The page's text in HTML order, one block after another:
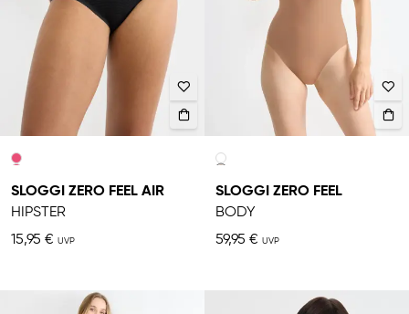
SLOGGI ZERO FEEL AIR
HIPSTER
15,95 €
SLOGGI ZERO FEEL
BODY
59,95 €